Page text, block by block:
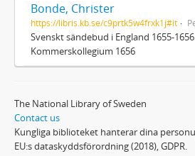
Bonde, Christer
https://libris.kb.se/c9prtk5w4frxk1j#it
Svenskt sändebud i England 1655-
Kommerskollegium 1656
The National Library of Sweden
Contact us
Kungliga biblioteket hanterar dina
EU:s dataskyddsförordning (2018), GDPR.